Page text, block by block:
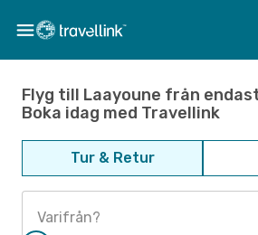
Flyg till Laayoune från endast
Boka idag med Travellink
Tur & Retur
Varifrån?